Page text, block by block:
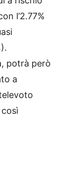
l’2.77%
potrà però
a